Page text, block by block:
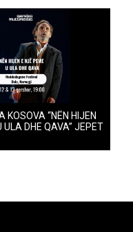
KOSOVA “NËN HIJEN
ULA DHE QAVA” JEPET